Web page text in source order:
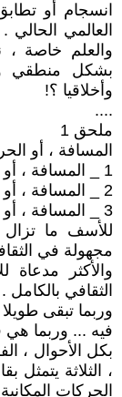
انسجام أو
العالمي
والعلم خاصة ،
بشكل منطقي
وأخلاقيا ؟!
....
ملحق 1
المسافة ، أو
1 _ المسافة ، أو الحركة ، في المكان .
2 _ المسافة ، أو الحركة ، في الزمن .
3 _ المسافة ، أو الحركة ، في الحياة .
للأسف ما تزال
مجهولة في
والأكثر مدعاة
الثقافي بالكامل .
وربما تبقى
فيه ... وربما
بكل الأحوال ،
، الثلاثة يتمثل
الحركات